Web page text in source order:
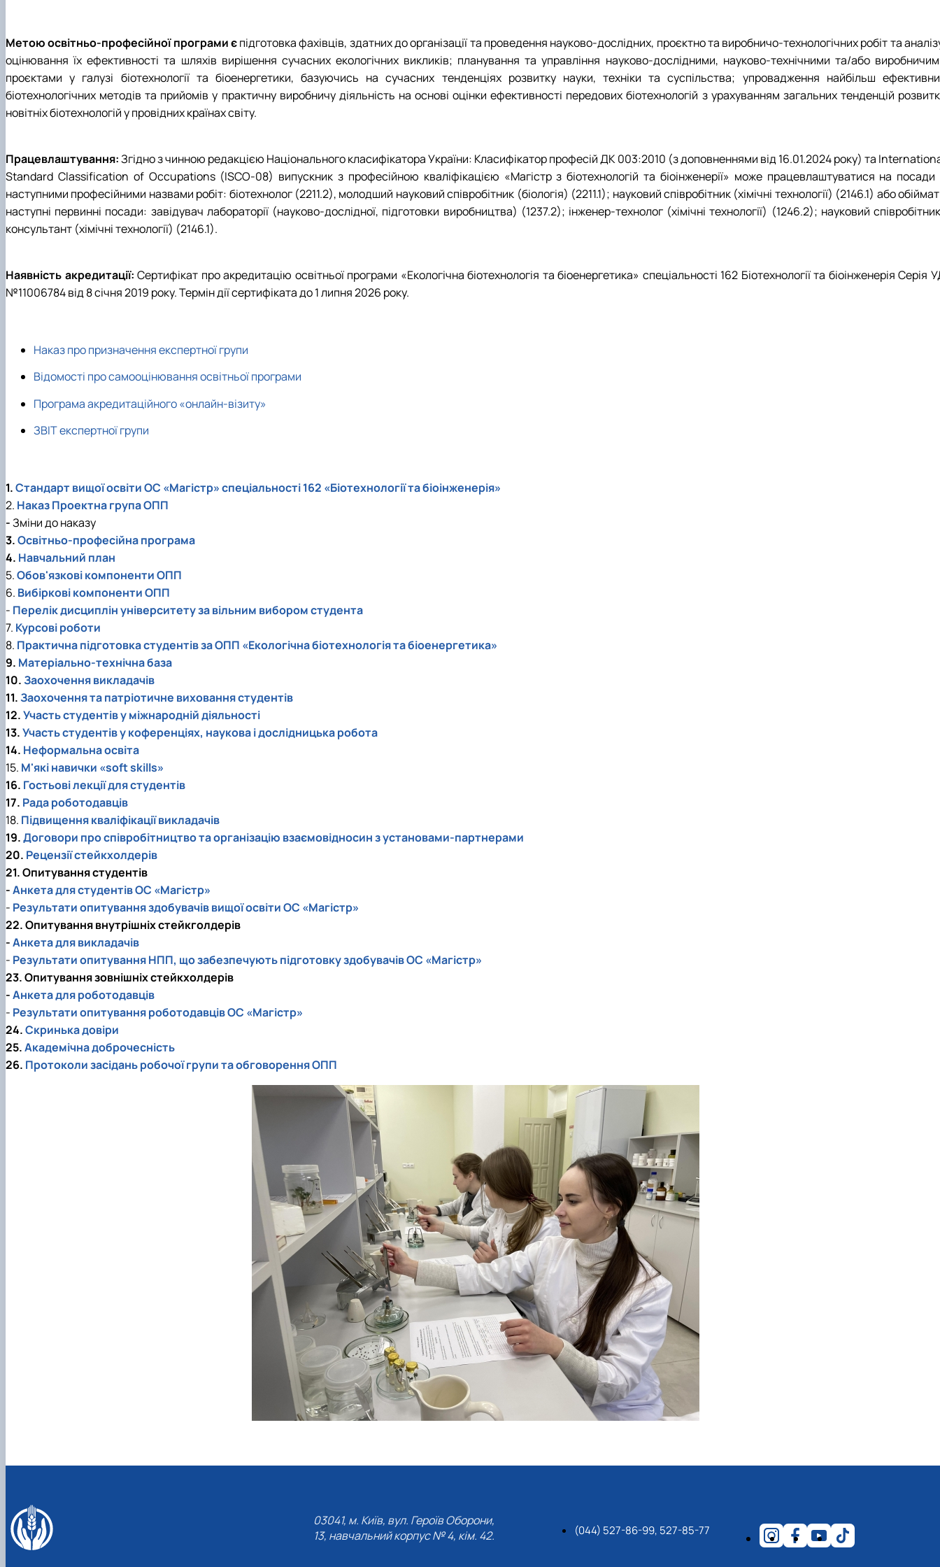
Метою освітньо-професійної програми єпідготовка фахівців, здатних до організаціїта проведення науково-дослідних, проєктно та виробничо-технологічних робіт та
оцінювання їх ефективності та шляхів вирішення сучасних екологічних викликів; планування та управління науково-дослідними, науково-технічними та/або
проєктами у галузі біотехнології та біоенергетики, базуючись на сучасних тенденціях розвитку науки, техніки та суспільства; упровадження найбільш
біотехнологічних методів та прийомів у практичну виробничу діяльність на основі оцінки ефективності передових біотехнологій з урахуванням загальних тенденцій
новітніх біотехнологій у провідних країнах світу.
Працевлаштування:Згідно з чинною редакцією Національного класифікатора України: Класифікатор професій ДК 003:2010 (з доповненнями від 16.01.2024 року) та
Standard Classification of Occupations (ISCO-08) випускник з професійною кваліфікацією «Магістр з біотехнологій та біоінженерії» може працевлаштуватися на посади
наступними професійними назвами робіт: біотехнолог (2211.2), молодший науковий співробітник (біологія) (2211.1); науковий співробітник (хімічні технології) (2146.1) або
наступні первинні посади: завідувач лабораторії (науково-дослідної, підготовки виробництва) (1237.2); інженер-технолог (хімічні технології) (1246.2); науковий
консультант (хімічні технології) (2146.1).
Наявність акредитації:Сертифікат про акредитацію освітньої програми «Екологічна біотехнологія та біоенергетика» спеціальності 162 Біотехнології та біоінженерія Серія
№11006784 від 8 січня 2019 року. Термін дії сертифіката до 1 липня 2026 року.
Наказ про призначення експертної групи
Відомості про самооцінювання освітньої програми
Програма акредитаційного «онлайн-візиту»
ЗВІТ експертної групи
1.Стандарт вищої освіти ОС «Магістр» спеціальності 162 «Біотехнології та біоінженерія»
2. Наказ Проектна група ОПП
-Зміни до наказу
3.Освітньо-професійна програма
4. Навчальний план
5.Обов'язкові компоненти ОПП
6. Вибіркові компоненти ОПП
- Перелік дисциплін університету за вільним вибором студента
7. Курсові роботи
8. Практична підготовка студентів за ОПП «Екологічна біотехнологія та біоенергетика»
9. Матеріально-технічна база
10.Заохочення викладачів
11.Заохочення та патріотичне виховання студентів
12.Участь студентів у міжнародній діяльності
13.Участь студентів у коференціях, наукова і дослідницька робота
14. Неформальна освіта
15. М'які навички «soft skills»
16. Гостьові лекції для студентів
17. Рада роботодавців
18. Підвищення кваліфікації викладачів
19.Договори про співробітництво та організацію взаємовідносин з установами-партнерами
20. Рецензії стейкхолдерів
21. Опитування студентів
-Анкета для студентів ОС «Магістр»
- Результати опитування здобувачів вищої освіти ОС «Магістр»
22. Опитування внутрішніх стейкголдерів
-Анкета для викладачів
- Результати опитування НПП, що забезпечують підготовку здобувачів ОС «Магістр»
23. Опитування зовнішніх стейкхолдерів
-Анкета для роботодавців
- Результати опитування роботодавців ОС «Магістр»
24.Скринька довіри
25.Академічна доброчесність
26. Протоколи засідань робочої групи та обговорення ОПП
03041, м. Київ, вул. Героїв Оборони,
13, навчальний корпус № 4, кім. 42.
(044) 527-86-99, 527-85-77